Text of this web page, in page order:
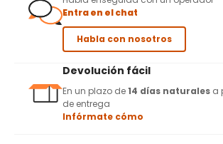
Entra en el chat
Habla con nosotros
Devolución fácil
En un plazo de14 días naturales a
de entrega
Infórmate cómo